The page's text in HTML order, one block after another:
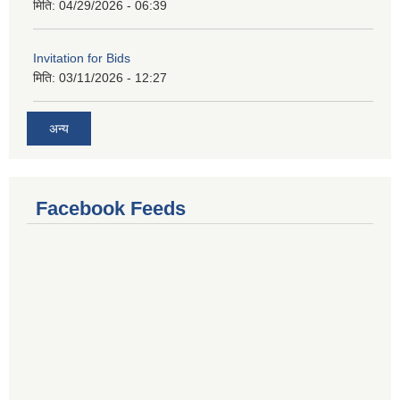
मिति: 04/29/2026 - 06:39
Invitation for Bids
मिति: 03/11/2026 - 12:27
अन्य
Facebook Feeds